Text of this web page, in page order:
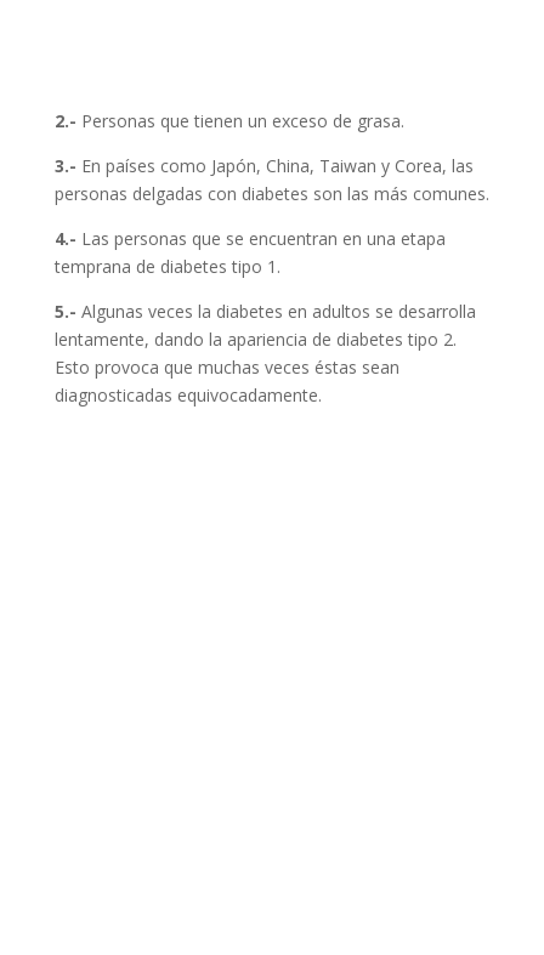
2.- Personas que tienen un exceso de grasa.
3.- En países como Japón, China, Taiwan y Corea, las
personas delgadas con diabetes son las más comunes.
4.- Las personas que se encuentran en una etapa
temprana de diabetes tipo 1.
5.- Algunas veces la diabetes en adultos se desarrolla
lentamente, dando la apariencia de diabetes tipo 2.
Esto provoca que muchas veces éstas sean
diagnosticadas equivocadamente.